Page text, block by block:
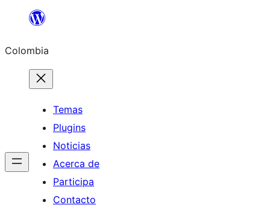
Saltar
contenido
Colombia
Temas
Plugins
Noticias
Acerca de
Participa
Contacto